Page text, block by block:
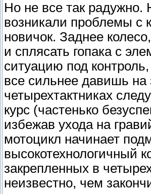
Но не все так радужно.
возникали проблемы с
новичок. Заднее
и сплясать гопака с
ситуацию под
все сильнее давишь на
четырехтактниках
курс (частенько
избежав ухода на
мотоцикл начинает
высокотехнологичный
закрепленных в
неизвестно, чем